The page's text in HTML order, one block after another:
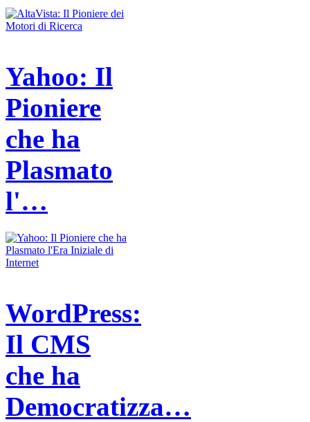
Yahoo: Il
Pioniere
che ha
Plasmato
l'…
WordPress:
Il CMS
che ha
Democratizza…